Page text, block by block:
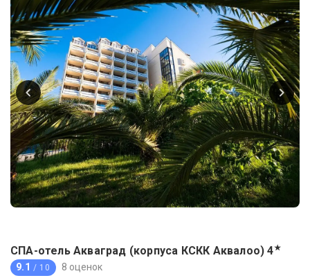
СПА-отель Акваград (корпуса КСКК Аквалоо) 4★
9.1 / 10 8 оценок